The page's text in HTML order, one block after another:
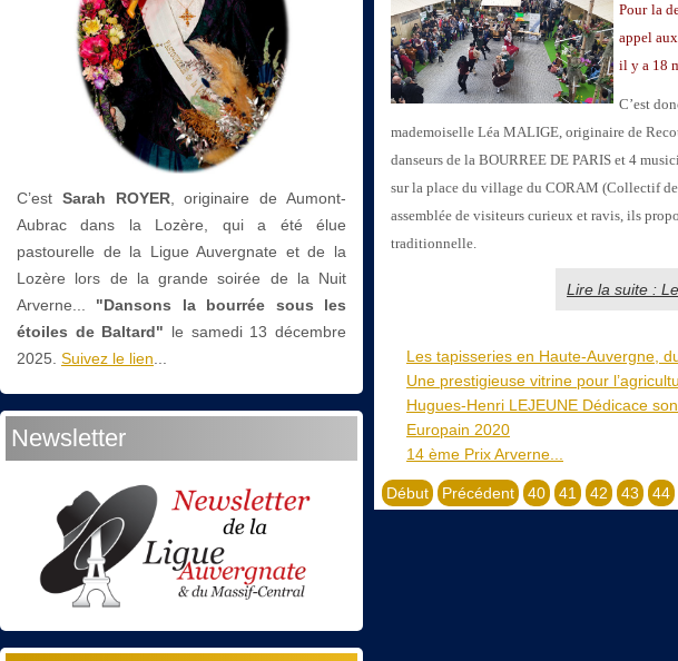
C’est Sarah ROYER, originaire de Aumont-
Aubrac dans la Lozère, qui a été élue
pastourelle de la Ligue Auvergnate et de la
Lozère lors de la grande soirée de la Nuit
Arverne...
"Dansons la bourrée sous les
étoiles de Baltard" le samedi 13 décembre
2025. Suivez le lien
Newsletter
Pour la
appel
il y a 18
C’est
mademoiselle Léa MALIGE, originaire de
danseurs de la BOURREE DE PARIS et 4
sur la place du village du CORAM (Collectif
assemblée de visiteurs curieux et ravis, ils
traditionnelle.
Lire la suite :
Les tapisseries en Haute-Auvergne,
Une prestigieuse vitrine pour
Hugues-Henri LEJEUNE Dédicace son
Europain 2020
14 ème Prix Arverne...
Début Précédent 40 41 42 43 44